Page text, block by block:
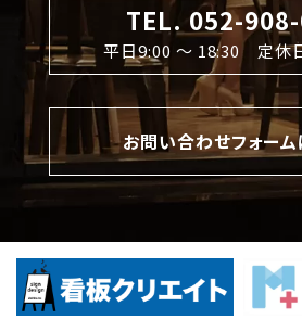
TEL. 052-
平日9:00 〜 18:30 定休
お問い合わせフォーム